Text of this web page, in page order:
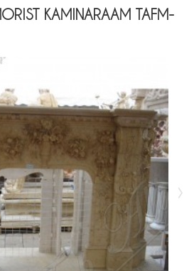
KAMINARAAM TAFM-